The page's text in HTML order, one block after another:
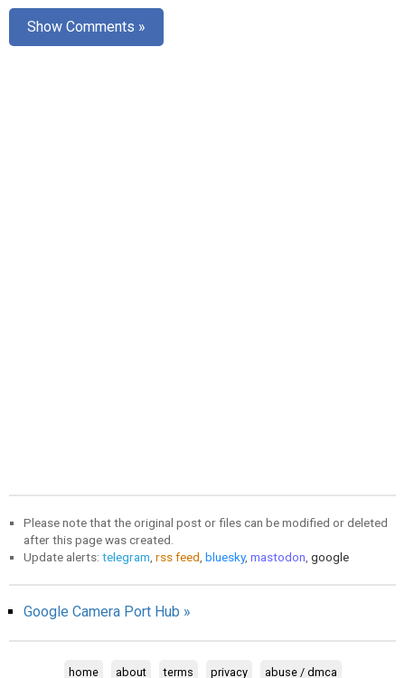
Show Comments »
Please note that the original post or files can be modified or deleted
after this page was created.
Update alerts: telegram rss feed bluesky, mastodon google
Google Camera Port Hub »
home about terms privacy abuse / dmca